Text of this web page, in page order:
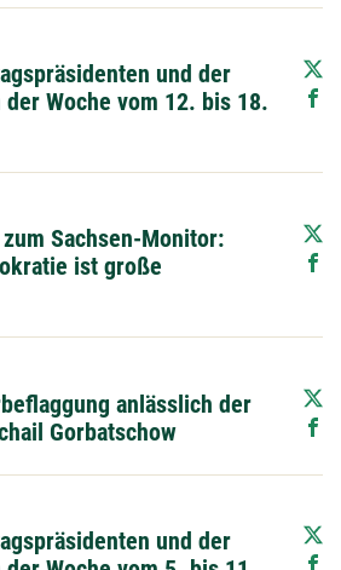
und der
Woche vom 12. bis 18.
Sachsen-Monitor:
ist große
anlässlich der
Gorbatschow
und der